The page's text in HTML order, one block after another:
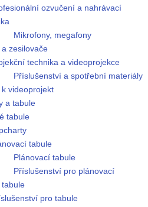
ozvučení a nahrávací
Mikrofony, megafony
a zesilovače
technika a videoprojekce
Příslušenství a spotřební materiály
k videoprojekt
a tabule
tabule
tabule
Plánovací tabule
Příslušenství pro plánovací
tabule
pro tabule